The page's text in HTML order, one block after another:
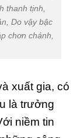
thanh tịnh,
Do vậy bậc
chơn chánh,
xuất gia, có
là trưởng
niềm tin